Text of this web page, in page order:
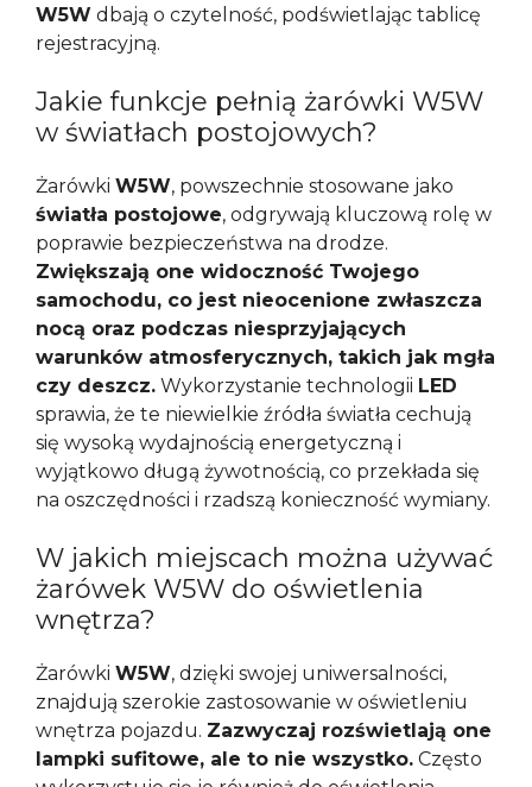
W5W dbają o czytelność, podświetlając tablicę
rejestracyjną.
Jakie funkcje pełnią żarówki W5W
w światłach postojowych?
Żarówki W5W, powszechnie stosowane jako
światła postojowe, odgrywają kluczową rolę w
poprawie bezpieczeństwa na drodze.
Zwiększają one widoczność Twojego
samochodu, co jest nieocenione zwłaszcza
nocą oraz podczas niesprzyjających
warunków atmosferycznych, takich jak mgła
czy deszcz. Wykorzystanie technologii LED
sprawia, że te niewielkie źródła światła cechują
się wysoką wydajnością energetyczną i
wyjątkowo długą żywotnością, co przekłada się
na oszczędności i rzadszą konieczność wymiany.
W jakich miejscach można używać
żarówek W5W do oświetlenia
wnętrza?
Żarówki W5W, dzięki swojej uniwersalności,
znajdują szerokie zastosowanie w oświetleniu
wnętrza pojazdu. Zazwyczaj rozświetlają one
lampki sufitowe, ale to nie wszystko. Często